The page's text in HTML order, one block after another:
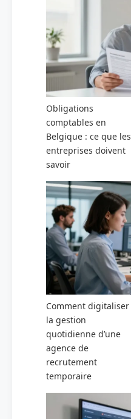
Obligations
comptables en
Belgique : ce que les
entreprises doivent
savoir
Comment digitaliser
la gestion
quotidienne d’une
agence de
recrutement
temporaire